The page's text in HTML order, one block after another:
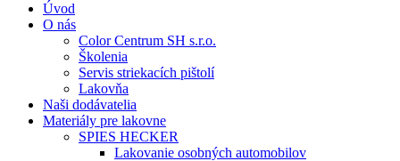
Úvod
O nás
Color Centrum SH s.r.o.
Školenia
Servis striekacích pištolí
Lakovňa
Naši dodávatelia
Materiály pre lakovne
SPIES HECKER
Lakovanie osobných automobilov